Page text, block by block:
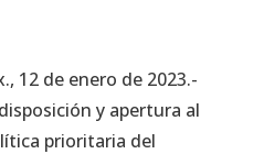
12 de enero de 2023.-
y apertura al
prioritaria del